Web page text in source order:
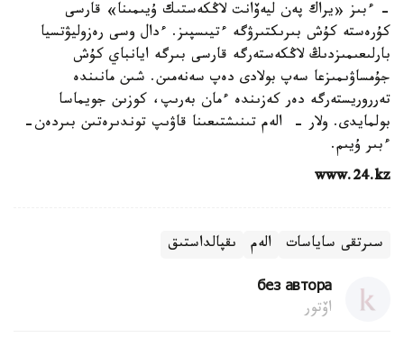
- ءبىز «يراك پەن ليەۆانت لاڭكەستىك ۇيىمىنا» قارسى
كۇرەستە كۇش بىرىكتىرۋگە ءتيىسپىز. ءدال وسى رەزوليۋتسيا
بارلىعىمىزدىڭ لاڭكەستەرگە قارسى بىرگە ايانباي كۇش
جۇمساۋىمىزعا سەپ بولادى دەپ سەنەمىن. شىن مانىندە
تەرروريستەرگە دەر كەزىندە ءمان بەرىپ، كوزىن جويماسا
بولمايدى. ولار - الەم تىنىشتىعىنا قاۋىپ توندىرەتىن بىردەن-
ءبىر ۇيىم.
www.24.kz
سىرتقى ساياسات الەم ىقپالداستىق
без автора
اۆتور